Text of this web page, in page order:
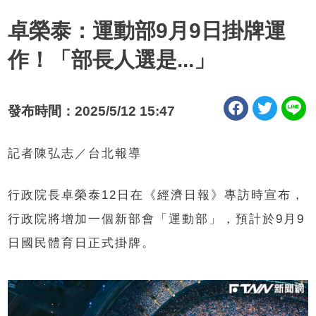
卓榮泰：運動部9月9日掛牌運
作！「部長人選是...」
發布時間：2025/5/12 15:47
記者陳弘志／台北報導
行政院長卓榮泰12日在《經濟日報》專訪時宣布，
行政院將增加一個新部會「運動部」，預計於9月9
日國民體育日正式掛牌。